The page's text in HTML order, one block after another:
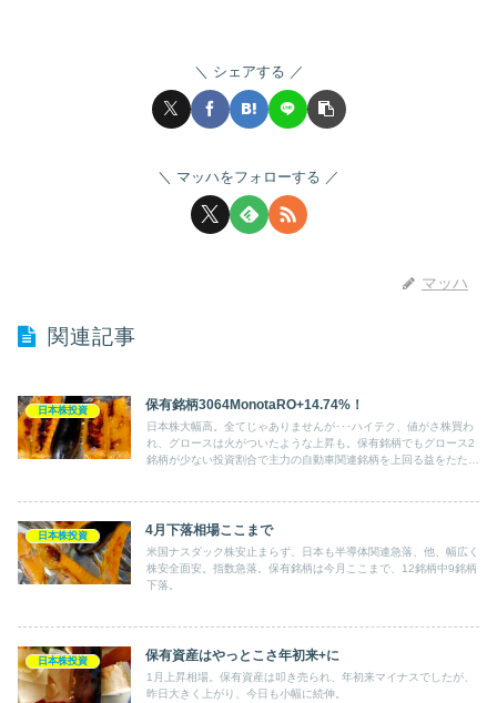
シェアする
マッハをフォローする
マッハ
関連記事
日本株投資 保有銘柄3064MonotaRO+14.74%！
日本株大幅高。全てじゃありませんが･･･ハイテク、値がさ株買わ
れ、グロースは火がついたような上昇も。保有銘柄でもグロース2
銘柄が少ない投資割合で主力の自動車関連銘柄を上回る益をたたき
日本株投資 4月下落相場ここまで
米国ナスダック株安止まらず、日本も半導体関連急落、他、幅広く
株安全面安。指数急落。保有銘柄は今月ここまで、12銘柄中9銘柄
下落。
日本株投資 保有資産はやっとこさ年初来+に
1月上昇相場。保有資産は叩き売られ、年初来マイナスでしたが、
昨日大きく上がり、今日も小幅に続伸。